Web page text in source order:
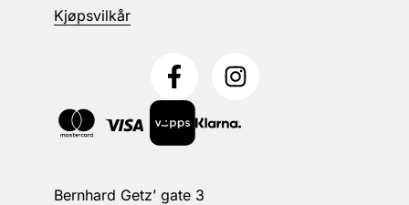
Bernhard Getz’ gate 3
Kjøpsvilkår